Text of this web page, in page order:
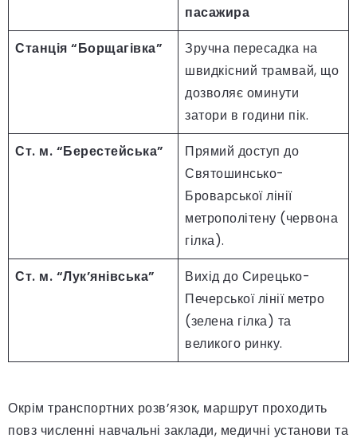
пасажира
Станція “Борщагівка”
Зручна пересадка на
швидкісний трамвай, що
дозволяє оминути
затори в години пік.
Ст. м. “Берестейська”
Прямий доступ до
Святошинсько-
Броварської лінії
метрополітену (червона
гілка).
Ст. м. “Лук’янівська”
Вихід до Сирецько-
Печерської лінії метро
(зелена гілка) та
великого ринку.
Окрім транспортних розв’язок, маршрут проходить
повз численні навчальні заклади, медичні установи та